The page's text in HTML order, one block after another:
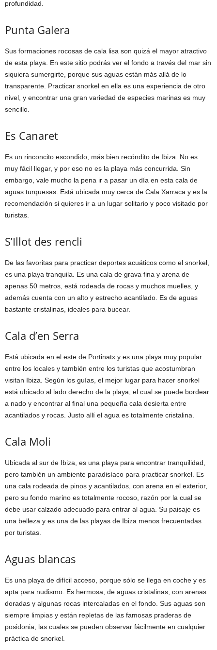
profundidad.
Punta Galera
Sus formaciones rocosas de cala lisa son quizá el mayor atractivo
de esta playa. En este sitio podrás ver el fondo a través del mar sin
siquiera sumergirte, porque sus aguas están más allá de lo
transparente. Practicar snorkel en ella es una experiencia de otro
nivel, y encontrar una gran variedad de especies marinas es muy
sencillo.
Es Canaret
Es un rinconcito escondido, más bien recóndito de Ibiza. No es
muy fácil llegar, y por eso no es la playa más concurrida. Sin
embargo, vale mucho la pena ir a pasar un día en esta cala de
aguas turquesas. Está ubicada muy cerca de Cala Xarraca y es la
recomendación si quieres ir a un lugar solitario y poco visitado por
turistas.
S’Illot des rencli
De las favoritas para practicar deportes acuáticos como el snorkel,
es una playa tranquila. Es una cala de grava fina y arena de
apenas 50 metros, está rodeada de rocas y muchos muelles, y
además cuenta con un alto y estrecho acantilado. Es de aguas
bastante cristalinas, ideales para bucear.
Cala d’en Serra
Está ubicada en el este de Portinatx y es una playa muy popular
entre los locales y también entre los turistas que acostumbran
visitan Ibiza. Según los guías, el mejor lugar para hacer snorkel
está ubicado al lado derecho de la playa, el cual se puede bordear
a nado y encontrar al final una pequeña cala desierta entre
acantilados y rocas. Justo allí el agua es totalmente cristalina.
Cala Moli
Ubicada al sur de Ibiza, es una playa para encontrar tranquilidad,
pero también un ambiente paradisíaco para practicar snorkel. Es
una cala rodeada de pinos y acantilados, con arena en el exterior,
pero su fondo marino es totalmente rocoso, razón por la cual se
debe usar calzado adecuado para entrar al agua. Su paisaje es
una belleza y es una de las playas de Ibiza menos frecuentadas
por turistas.
Aguas blancas
Es una playa de difícil acceso, porque sólo se llega en coche y es
apta para nudismo. Es hermosa, de aguas cristalinas, con arenas
doradas y algunas rocas intercaladas en el fondo. Sus aguas son
siempre limpias y están repletas de las famosas praderas de
posidonia, las cuales se pueden observar fácilmente en cualquier
práctica de snorkel.